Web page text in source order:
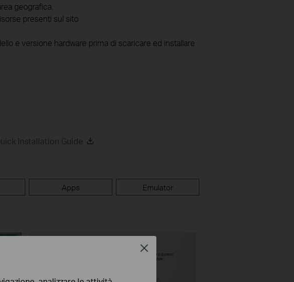
geografica.
presenti sul sito
e versione hardware prima di scaricare ed installare
Installation Guide
Apps Emulator
Close